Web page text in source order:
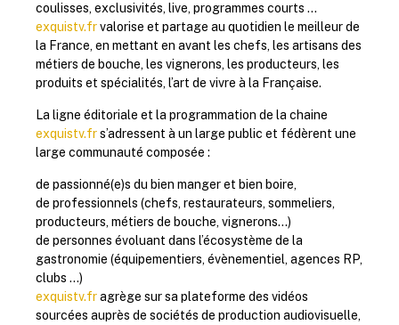
coulisses, exclusivités, live, programmes courts …
exquistv.frvalorise et partage au quotidien le meilleur de
la France, en mettant en avant les chefs, les artisans des
métiers de bouche, les vignerons, les producteurs, les
produits et spécialités, l’art de vivre à la Française.
La ligne éditoriale et la programmation de la chaine
exquistv.frs’adressent à un large public et fédèrent une
large communauté composée :
de passionné(e)s du bien manger et bien boire,
de professionnels (chefs, restaurateurs, sommeliers,
producteurs, métiers de bouche, vignerons…)
de personnes évoluant dans l’écosystème de la
gastronomie (équipementiers, évènementiel, agences RP,
clubs …)
exquistv.fr agrège sur sa plateforme des vidéos
sourcées auprès de sociétés de production audiovisuelle,